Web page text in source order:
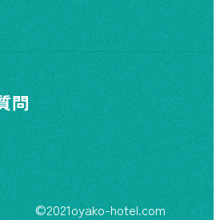
問
©︎2021oyako-hotel.com